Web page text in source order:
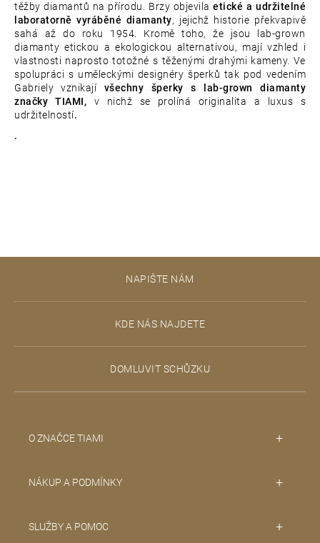
těžby diamantů na přírodu. Brzy objevilaetické a udržitelné
laboratorně vyráběné diamanty, jejichž historie překvapivě
sahá až do roku 1954. Kromě toho, že jsou lab-grown
diamanty etickou a ekologickou alternativou, mají vzhled i
vlastnosti naprosto totožné s těženými drahými kameny. Ve
spolupráci s uměleckými designéry šperků tak pod vedením
Gabriely vznikají všechny šperky s lab-grown diamanty
značky TIAMI, v nichž se prolíná originalita a luxus s
udržitelností.
.
NAPIŠTE NÁM
KDE NÁS NAJDETE
DOMLUVIT SCHŮZKU
O ZNAČCE TIAMI
NÁKUP A PODMÍNKY
SLUŽBY A POMOC